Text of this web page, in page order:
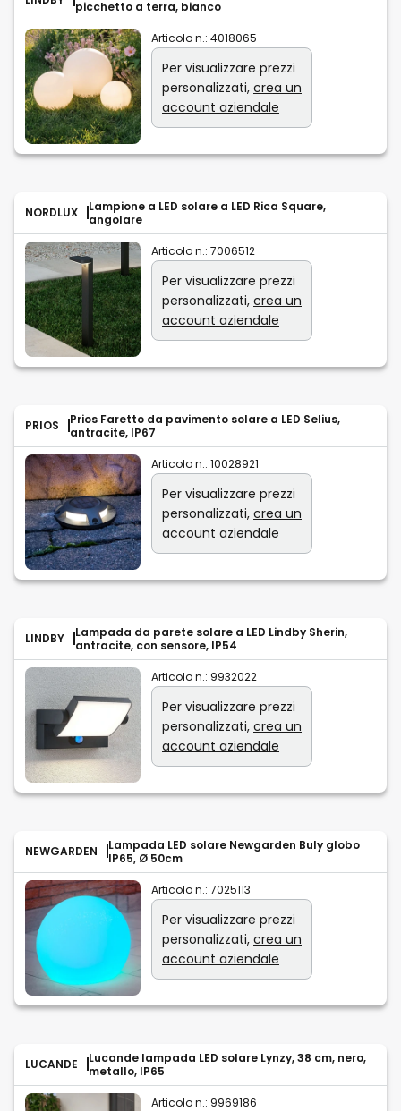
picchetto a terra, bianco
Articolo n.: 4018065
Per visualizzare prezzi
personalizzati, crea un
account aziendale
NORDLUX
Lampione a LED solare a LED Rica Square,
angolare
Articolo n.: 7006512
Per visualizzare prezzi
personalizzati, crea un
account aziendale
PRIOS
Prios Faretto da pavimento solare a LED Selius,
antracite, IP67
Articolo n.: 10028921
Per visualizzare prezzi
personalizzati, crea un
account aziendale
LINDBY
Lampada da parete solare a LED Lindby Sherin,
antracite, con sensore, IP54
Articolo n.: 9932022
Per visualizzare prezzi
personalizzati, crea un
account aziendale
NEWGARDEN
Lampada LED solare Newgarden Buly globo
IP65, Ø 50cm
Articolo n.: 7025113
Per visualizzare prezzi
personalizzati, crea un
account aziendale
LUCANDE
Lucande lampada LED solare Lynzy, 38 cm, nero,
metallo, IP65
Articolo n.: 9969186